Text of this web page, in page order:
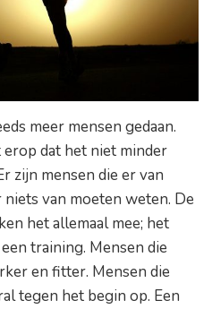
meer mensen gedaan.
dat het niet minder
zijn mensen die er van
van moeten weten. De
het allemaal mee; het
training. Mensen die
en fitter. Mensen die
tegen het begin op. Een